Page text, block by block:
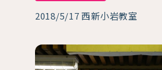
2018/5/17 西新小岩教室